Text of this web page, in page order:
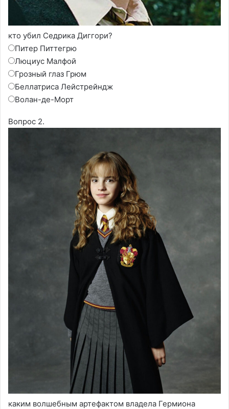
кто убил Седрика Диггори?
Питер Питтегрю
Люциус Малфой
Грозный глаз Грюм
Беллатриса Лейстрейндж
Волан-де-Морт
Вопрос 2.
каким волшебным артефактом владела Гермиона